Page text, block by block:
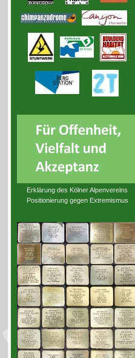
Erklärung des Kölner Alpenvereins
Positionierung gegen Extremismus